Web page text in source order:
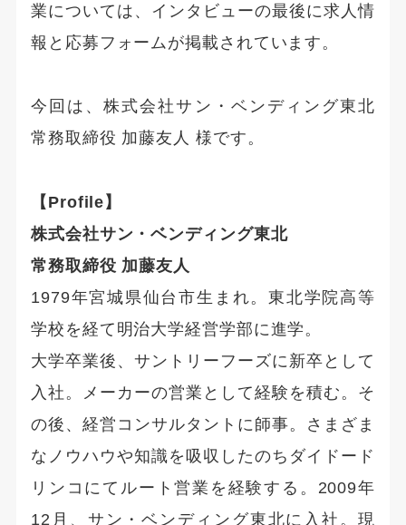
業については、インタビューの最後に求人情
報と応募フォームが掲載されています。
今回は、株式会社サン・ベンディング東北
常務取締役 加藤友人 様です。
【Profile】
株式会社サン・ベンディング東北
常務取締役 加藤友人
1979年宮城県仙台市生まれ。東北学院高等
学校を経て明治大学経営学部に進学。
大学卒業後、サントリーフーズに新卒として
入社。メーカーの営業として経験を積む。そ
の後、経営コンサルタントに師事。さまざま
なノウハウや知識を吸収したのちダイドード
リンコにてルート営業を経験する。2009年
12月、サン・ベンディング東北に入社。現